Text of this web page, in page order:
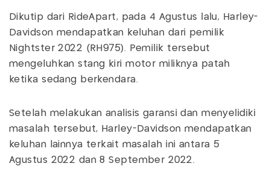
Dikutip dari RideApart, pada 4 Agustus lalu, Harley-
Davidson mendapatkan keluhan dari pemilik
Nightster 2022 (RH975). Pemilik tersebut
mengeluhkan stang kiri motor miliknya patah
ketika sedang berkendara.
Setelah melakukan analisis garansi dan menyelidiki
masalah tersebut, Harley-Davidson mendapatkan
keluhan lainnya terkait masalah ini antara 5
Agustus 2022 dan 8 September 2022.